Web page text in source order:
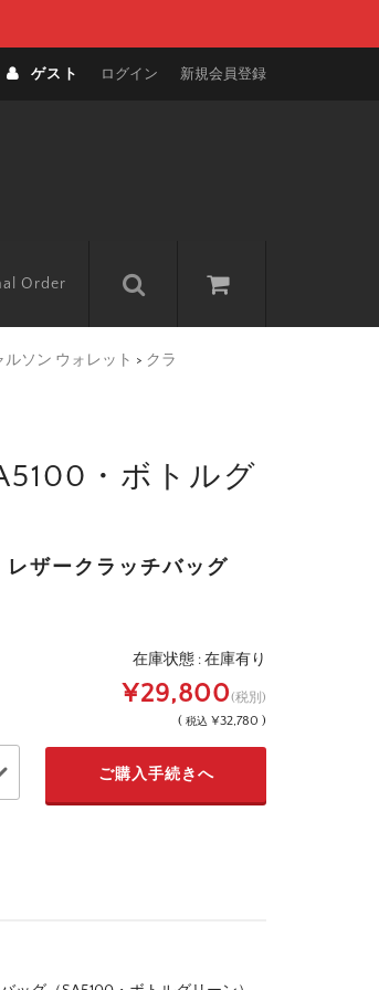
ゲスト ログイン 新規会員登録
Order
ソン ウォレット > クラ
・ボトルグ
ザークラッチバッグ
在庫状態 : 在庫有り
¥29,800(税別)
( 税込 ¥32,780 )